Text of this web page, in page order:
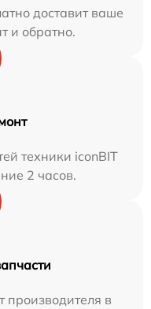
доставит ваше
и обратно.
техники iconBIT
2 часов.
производителя в